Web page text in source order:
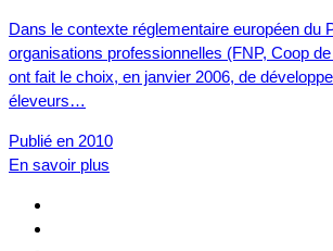
Dans le contexte réglementaire européen du
organisations professionnelles (FNP, Coop
ont fait le choix, en janvier 2006, de
éleveurs…
Publié en 2010
En savoir plus